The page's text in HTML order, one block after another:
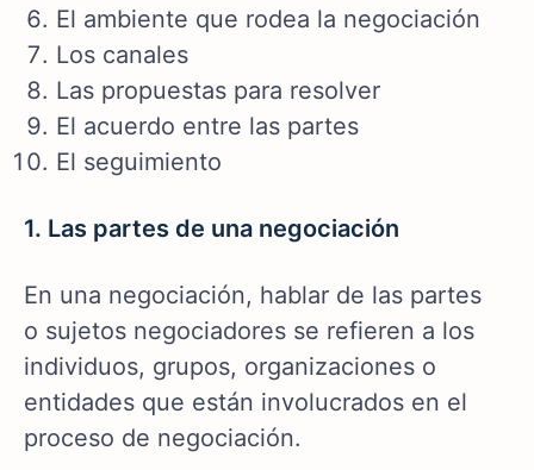
El ambiente que rodea la negociación
Los canales
Las propuestas para resolver
El acuerdo entre las partes
El seguimiento
1. Las partes de una negociación
En una negociación, hablar de las partes
o sujetos negociadores se refieren a los
individuos, grupos, organizaciones o
entidades que están involucrados en el
proceso de negociación.